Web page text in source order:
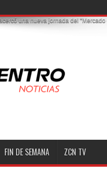
FIN DE SEMANA ZCN TV